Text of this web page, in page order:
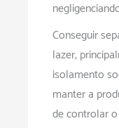
Conseguir
lazer,
isolamento
manter a
de controlar